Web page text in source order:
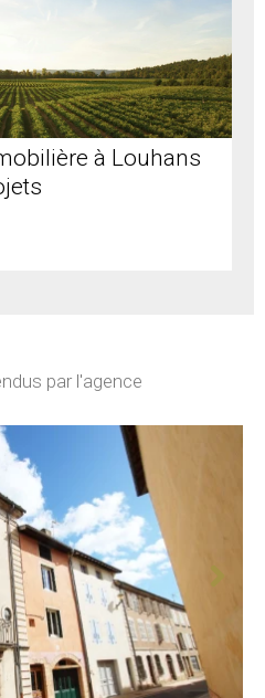
à Louhans
par l'agence